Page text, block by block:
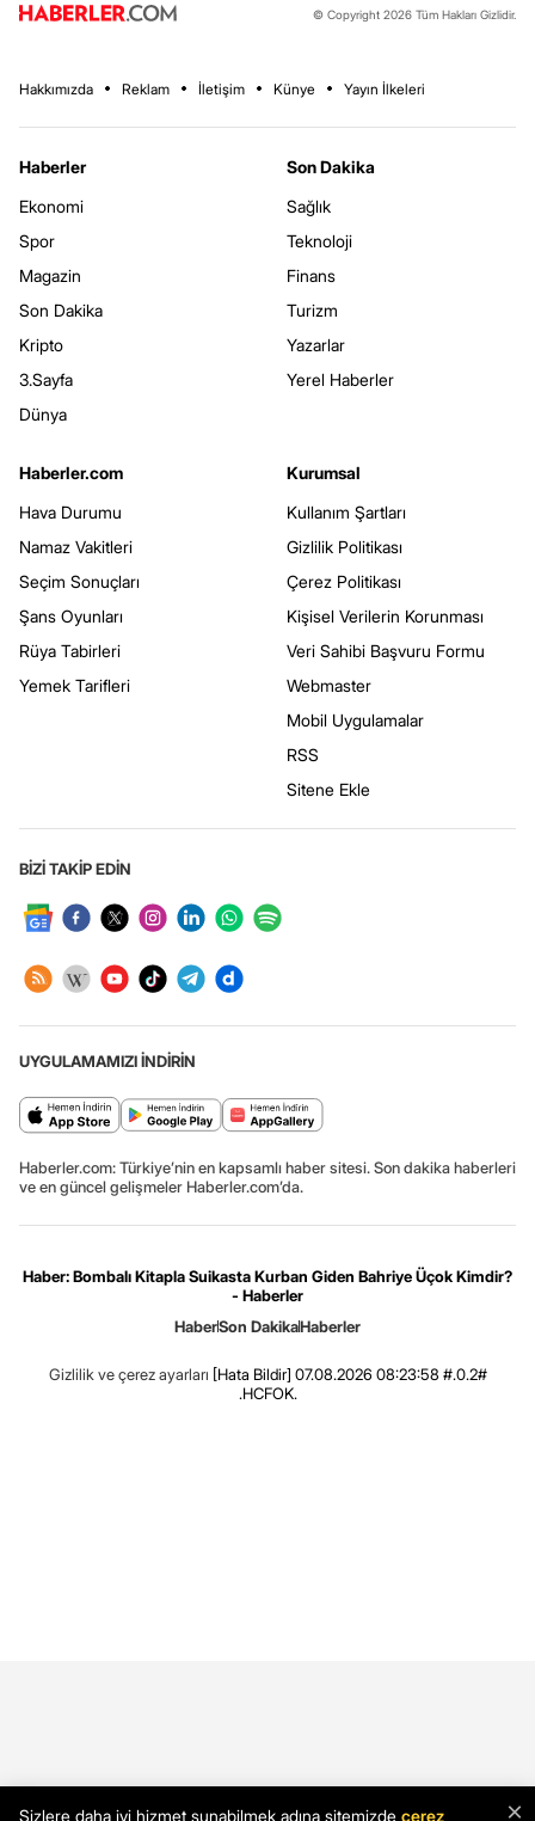
© Copyright 2026 Tüm Hakları Gizlidir.
Hakkımızda Reklam İletişim Künye Yayın İlkeleri
Haberler
Ekonomi
Spor
Magazin
Son Dakika
Kripto
3.Sayfa
Dünya
Son Dakika
Sağlık
Teknoloji
Finans
Turizm
Yazarlar
Yerel Haberler
Haberler.com
Hava Durumu
Namaz Vakitleri
Seçim Sonuçları
Şans Oyunları
Rüya Tabirleri
Yemek Tarifleri
Kurumsal
Kullanım Şartları
Gizlilik Politikası
Çerez Politikası
Kişisel Verilerin Korunması
Veri Sahibi Başvuru Formu
Webmaster
Mobil Uygulamalar
RSS
Sitene Ekle
BİZİ TAKİP EDİN
UYGULAMAMIZI İNDİRİN
Haberler.com: Türkiye’nin en kapsamlı haber sitesi. Son dakika haberleri
ve en güncel gelişmeler Haberler.com’da.
Haber: Bombalı Kitapla Suikasta Kurban Giden Bahriye Üçok Kimdir?
- Haberler
HaberSon DakikaHaberler
Gizlilik ve çerez ayarları [Hata Bildir] 07.08.2026 08:23:58 #.0.2#
.HCFOK.
×
Sizlere daha iyi hizmet sunabilmek adına sitemizde çerez